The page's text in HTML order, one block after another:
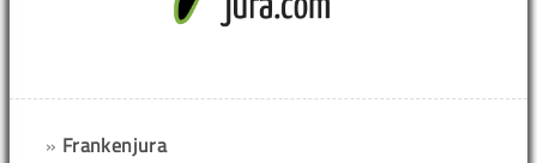
» Frankenjura